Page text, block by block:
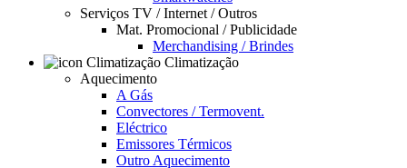
Serviços TV / Internet / Outros
Mat. Promocional / Publicidade
Merchandising / Brindes
Climatização
Aquecimento
A Gás
Convectores / Termovent.
Eléctrico
Emissores Térmicos
Outro Aquecimento